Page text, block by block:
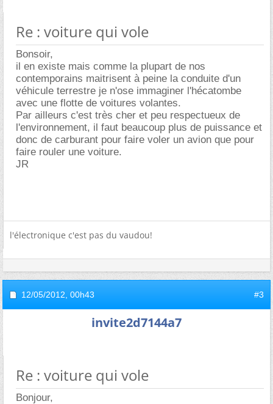
Re : voiture qui vole
Bonsoir,
il en existe mais comme la plupart de nos
contemporains maitrisent à peine la conduite d'un
véhicule terrestre je n'ose immaginer l'hécatombe
avec une flotte de voitures volantes.
Par ailleurs c'est très cher et peu respectueux de
l'environnement, il faut beaucoup plus de puissance et
donc de carburant pour faire voler un avion que pour
faire rouler une voiture.
JR
l'électronique c'est pas du vaudou!
12/05/2012, 00h43 #3
invite2d7144a7
Re : voiture qui vole
Bonjour,